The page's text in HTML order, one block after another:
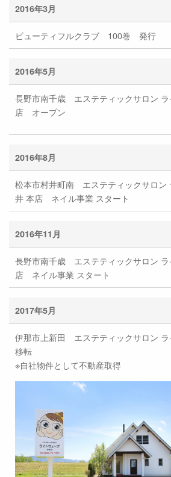
2016年3月
ビューティフルクラブ 100巻 発行
2016年5月
長野市南千歳 エステティックサロン
店 オープン
2016年8月
松本市村井町南 エステティックサロン
井 本店 ネイル事業 スタート
2016年11月
長野市南千歳 エステティックサロン
店 ネイル事業 スタート
2017年5月
伊那市上新田 エステティックサロン
移転
※自社物件として不動産取得